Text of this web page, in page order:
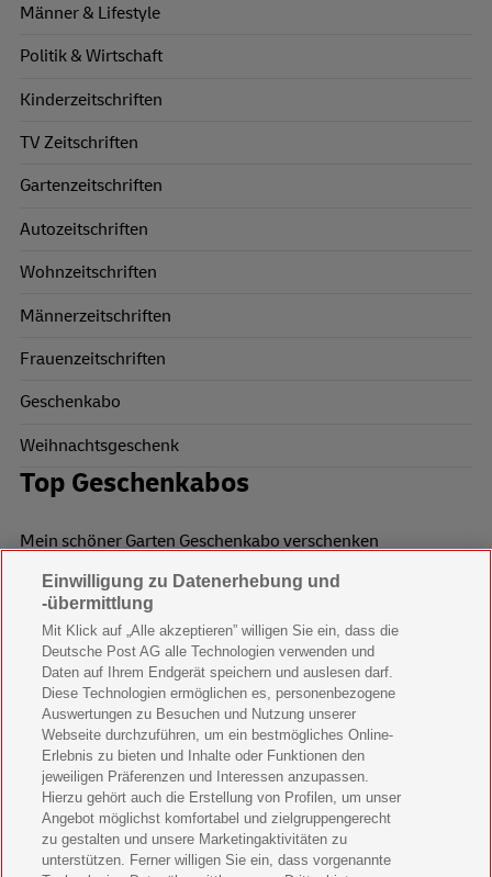
Männer & Lifestyle
Politik & Wirtschaft
Kinderzeitschriften
TV Zeitschriften
Gartenzeitschriften
Autozeitschriften
Wohnzeitschriften
Männerzeitschriften
Frauenzeitschriften
Geschenkabo
Weihnachtsgeschenk
Top Geschenkabos
Mein schöner Garten Geschenkabo verschenken
Wohnen & Garten Geschenkabo verschenken
Mein schönes Land Geschenkabo verschenken
Bild der Frau Geschenkabo verschenken
11 Freunde Geschenkabo verschenken
LEGO Ninjago Magazin Geschenkabo verschenken
Brigitte Geschenkabo verschenken
GEOlino Geschenkabo verschenken
Einwilligung zu Datenerhebung und
-übermittlung
Mit Klick auf „Alle akzeptieren” willigen Sie ein, dass die
Deutsche Post AG alle Technologien verwenden und
Daten auf Ihrem Endgerät speichern und auslesen darf.
Diese Technologien ermöglichen es, personenbezogene
Auswertungen zu Besuchen und Nutzung unserer
Webseite durchzuführen, um ein bestmögliches Online-
Erlebnis zu bieten und Inhalte oder Funktionen den
jeweiligen Präferenzen und Interessen anzupassen.
Hierzu gehört auch die Erstellung von Profilen, um unser
Angebot möglichst komfortabel und zielgruppengerecht
zu gestalten und unsere Marketingaktivitäten zu
unterstützen. Ferner willigen Sie ein, dass vorgenannte